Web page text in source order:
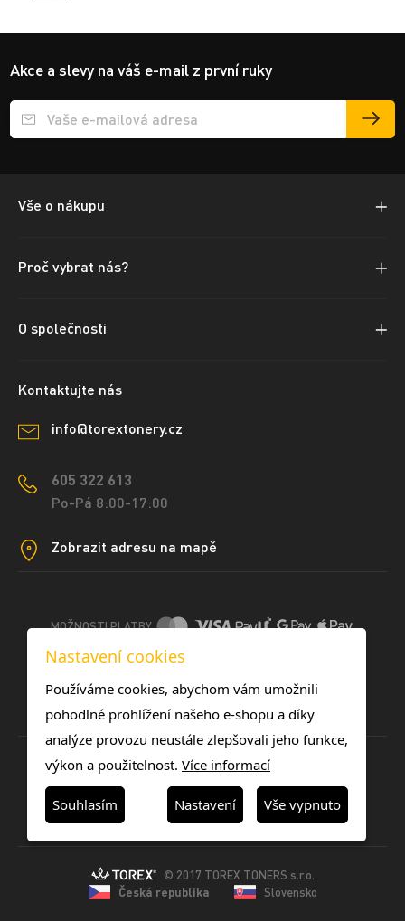
Akce a slevy na váš e-mail z první ruky
Přihlášení e-mailu k odběru
Vše o nákupu
Proč vybrat nás?
O společnosti
Kontaktujte nás
info@torextonery.cz
605 322 613
Po-Pá 8:00-17:00
Zobrazit adresu na mapě
MOŽNOSTI PLATBY
DOPRAVNÍ METODY
© 2017 TOREX TONERS s.r.o.
Česká republika
Slovensko
Nastavení cookies
Používáme cookies, abychom vám umožnili
pohodlné prohlížení našeho e-shopu a díky
analýze provozu neustále zlepšovali jeho funkce,
výkon a použitelnost. Více informací
Souhlasím Nastavení Vše vypnuto